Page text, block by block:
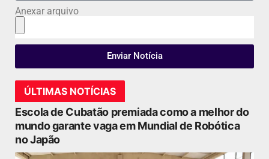
Anexar arquivo
Enviar Notícia
ÚLTIMAS NOTÍCIAS
Escola de Cubatão premiada como a melhor do
mundo garante vaga em Mundial de Robótica
no Japão